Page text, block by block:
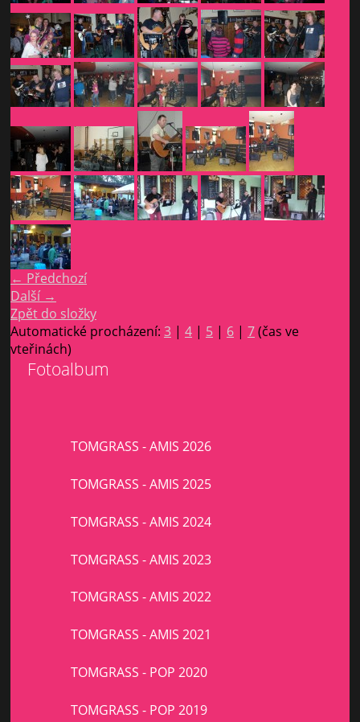
← Předchozí
Další →
Zpět do složky
Automatické procházení: 3 | 4 | 5 | 6 | 7(čas ve
vteřinách)
Fotoalbum
TOMGRASS - AMIS 2026
TOMGRASS - AMIS 2025
TOMGRASS - AMIS 2024
TOMGRASS - AMIS 2023
TOMGRASS - AMIS 2022
TOMGRASS - AMIS 2021
TOMGRASS - POP 2020
TOMGRASS - POP 2019